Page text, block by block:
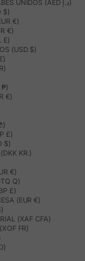
EMIRADOS ÁRABES UNIDOS (AED د.إ)
$)
€)
€)
E)
(USD $)
₱)
€)
£)
$)
KR.)
€)
Q)
£)
(EUR €)
(XAF CFA)
FR)